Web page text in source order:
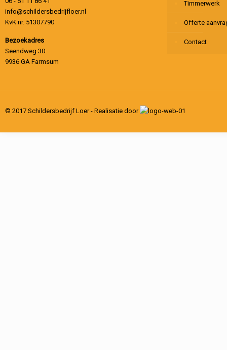
info@schildersbedrijfloer.nl
KvK nr. 51307790
Bezoekadres
Seendweg 30
9936 GA Farmsum
Timmerwerk
Offerte
Contact
© 2017 Schildersbedrijf Loer - Realisatie door